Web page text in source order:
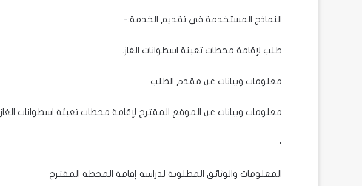
النماذج المستخدمة في تقديم الخدمة:-
طلب لإقامة محطات تعبئة اسطوانات الغاز.
معلومات وبيانات عن مقدم الطلب
معلومات وبيانات عن الموقع المقترح لإقامة محطات تعبئة اسطوانات الغاز
·
المعلومات والوثائق المطلوبة لدراسة إقامة المحطة المقترح